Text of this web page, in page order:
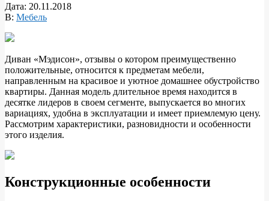
Дата: 20.11.2018
В: Мебель
Диван «Мэдисон», отзывы о котором преимущественно
положительные, относится к предметам мебели,
направленным на красивое и уютное домашнее обустройство
квартиры. Данная модель длительное время находится в
десятке лидеров в своем сегменте, выпускается во многих
вариациях, удобна в эксплуатации и имеет приемлемую цену.
Рассмотрим характеристики, разновидности и особенности
этого изделия.
Конструкционные особенности